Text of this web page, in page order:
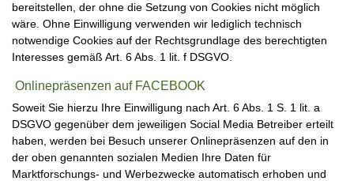
bereitstellen, der ohne die Setzung von Cookies nicht möglich
wäre. Ohne Einwilligung verwenden wir lediglich technisch
notwendige Cookies auf der Rechtsgrundlage des berechtigten
Interesses gemäß Art. 6 Abs. 1 lit. f DSGVO.
Onlinepräsenzen auf FACEBOOK
Soweit Sie hierzu Ihre Einwilligung nach Art. 6 Abs. 1 S. 1 lit. a
DSGVO gegenüber dem jeweiligen Social Media Betreiber erteilt
haben, werden bei Besuch unserer Onlinepräsenzen auf den in
der oben genannten sozialen Medien Ihre Daten für
Marktforschungs- und Werbezwecke automatisch erhoben und